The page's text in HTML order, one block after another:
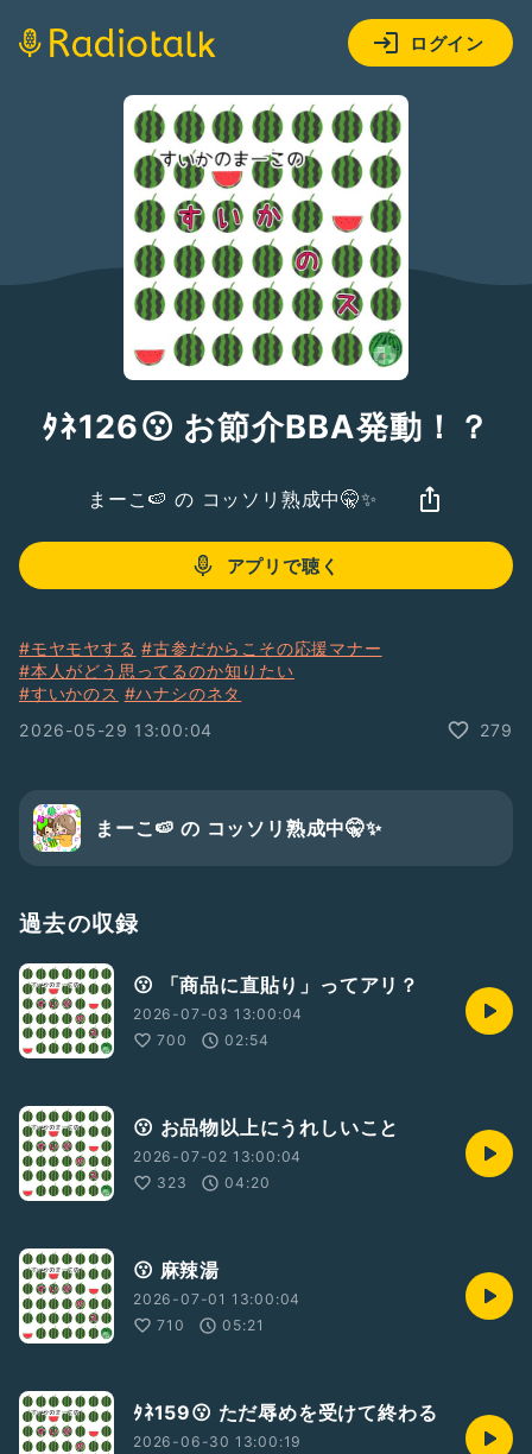
ログイン
ﾀﾈ126😗 お節介BBA発動！？
まーこ🍉 の コッソリ熟成中🤫✨
アプリで聴く
#モヤモヤする #古参だからこその応援マナー
#本人がどう思ってるのか知りたい
#すいかのス #ハナシのネタ
2026-05-29 13:00:04
279
まーこ🍉 の コッソリ熟成中🤫✨
過去の収録
😗 「商品に直貼り」ってアリ？
2026-07-03 13:00:04
700
02:54
😗 お品物以上にうれしいこと
2026-07-02 13:00:04
323
04:20
😗 麻辣湯
2026-07-01 13:00:04
710
05:21
ﾀﾈ159😗 ただ辱めを受けて終わる
2026-06-30 13:00:19